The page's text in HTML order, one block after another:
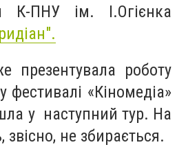
К-ПНУ ім. І.Огієнка
презентувала роботу
фестивалі «Кіномедіа»
у наступний тур. На
не збирається.